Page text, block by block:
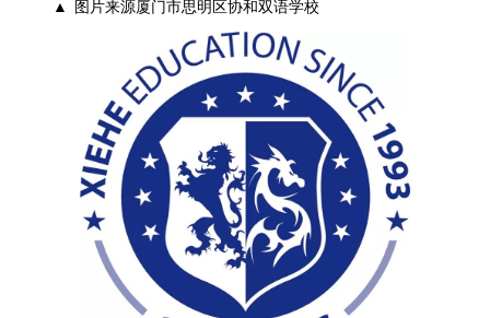
▲ 图片来源厦门市思明区协和双语学校